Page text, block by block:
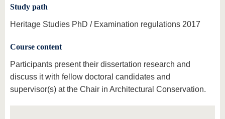
Study path
Heritage Studies PhD / Examination regulations 2017
Course content
Participants present their dissertation research and
discuss it with fellow doctoral candidates and
supervisor(s) at the Chair in Architectural Conservation.